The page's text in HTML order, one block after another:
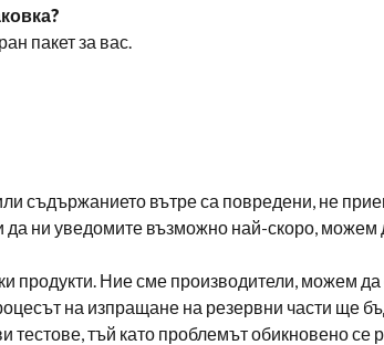
пакет за вас.
съдържанието вътре са повредени, не
ни уведомите възможно най-скоро,
продукти. Ние сме производители, можем
на изпращане на резервни части ще
тестове, тъй като проблемът обикновено се